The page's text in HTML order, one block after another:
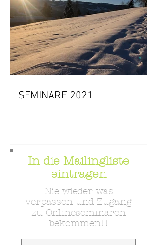
SEMINARE 2021
In die Mailingliste
eintragen
Nie wieder was
verpassen und Zugang
zu Onlineseminaren
bekommen!!